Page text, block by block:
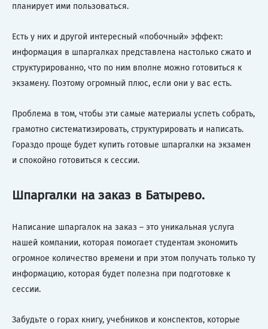
планирует ими пользоваться.
Есть у них и другой интересный «побочный» эффект:
информация в шпаргалках представлена настолько сжато и
структурированно, что по ним вполне можно готовиться к
экзамену. Поэтому огромный плюс, если они у вас есть.
Проблема в том, чтобы эти самые материалы успеть собрать,
грамотно систематизировать, структурировать и написать.
Гораздо проще будет купить готовые шпаргалки на экзамен
и спокойно готовиться к сессии.
Шпаргалки на заказ в Батырево.
Написание шпаргалок на заказ – это уникальная услуга
нашей компании, которая помогает студентам экономить
огромное количество времени и при этом получать только ту
информацию, которая будет полезна при подготовке к
сессии.
Забудьте о горах книгу, учебников и конспектов, которые